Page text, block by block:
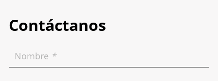
Contáctanos
Nombre *